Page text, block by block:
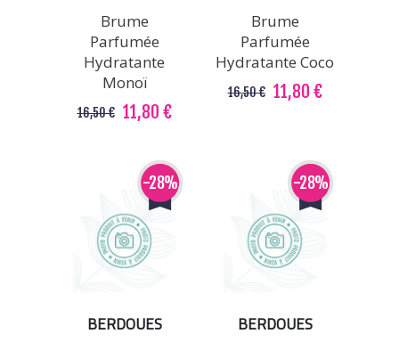
Brume
Parfumée
Hydratante
Monoï
16,50 € 11,80 €
Brume
Parfumée
Hydratante Coco
16,50 € 11,80 €
-28%
BERDOUES
-28%
BERDOUES